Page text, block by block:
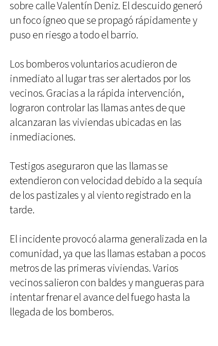
sobre calle Valentín Deniz. El descuido generó
un foco ígneo que se propagó rápidamente y
puso en riesgo a todo el barrio.
Los bomberos voluntarios acudieron de
inmediato al lugar tras ser alertados por los
vecinos. Gracias a la rápida intervención,
lograron controlar las llamas antes de que
alcanzaran las viviendas ubicadas en las
inmediaciones.
Testigos aseguraron que las llamas se
extendieron con velocidad debido a la sequía
de los pastizales y al viento registrado en la
tarde.
El incidente provocó alarma generalizada en la
comunidad, ya que las llamas estaban a pocos
metros de las primeras viviendas. Varios
vecinos salieron con baldes y mangueras para
intentar frenar el avance del fuego hasta la
llegada de los bomberos.